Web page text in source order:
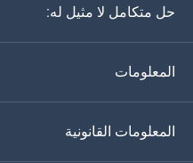
البرتغالية
한?의의
حل متكامل لا مثيل له:
المعلومات
المعلومات القانونية